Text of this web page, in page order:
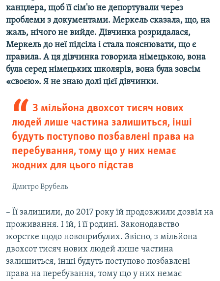
канцлера, щоб її сім'ю не депортували через
проблеми з документами. Меркель сказала, що, на
жаль, нічого не вийде. Дівчинка розридалася,
Меркель до неї підсіла і стала пояснювати, що є
правила. А ця дівчинка говорила німецькою, вона
була серед німецьких школярів, вона була зовсім
«своєю». Я не знаю долі цієї дівчинки.
З мільйона двохсот тисяч нових
людей лише частина залишиться, інші
будуть поступово позбавлені права на
перебування, тому що у них немає
жодних для цього підстав
Дмитро Врубель
– Її залишили, до 2017 року їй продовжили дозвіл на
проживання. І їй, і її родині. Законодавство
жорстке щодо новоприбулих. Звісно, з мільйона
двохсот тисяч нових людей лише частина
залишиться, інші будуть поступово позбавлені
права на перебування, тому що у них немає